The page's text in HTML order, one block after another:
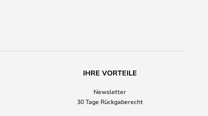
IHRE VORTEILE
Newsletter
30 Tage Rückgaberecht